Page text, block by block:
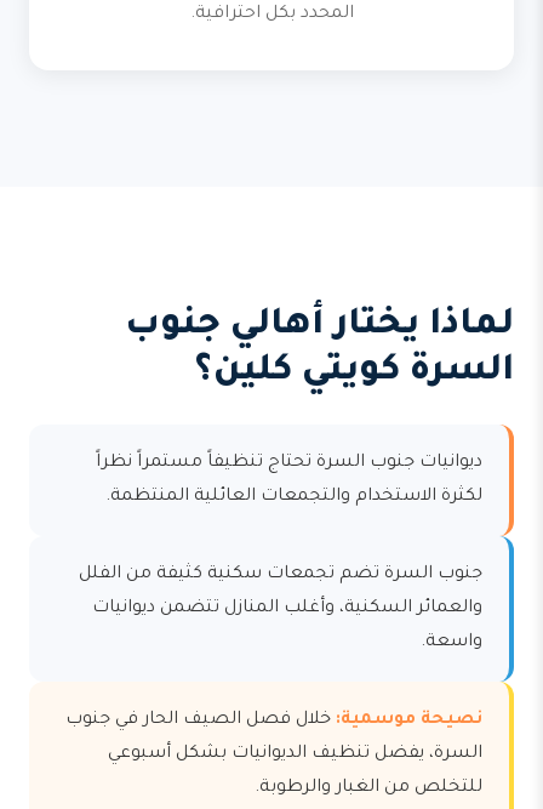
المحدد بكل احترافية.
لماذا يختار أهالي جنوب
السرة كويتي كلين؟
ديوانيات جنوب السرة تحتاج تنظيفاً مستمراً نظراً
لكثرة الاستخدام والتجمعات العائلية المنتظمة.
جنوب السرة تضم تجمعات سكنية كثيفة من الفلل
والعمائر السكنية، وأغلب المنازل تتضمن ديوانيات
واسعة.
نصيحة موسمية: خلال فصل الصيف الحار في جنوب
السرة، يفضل تنظيف الديوانيات بشكل أسبوعي
للتخلص من الغبار والرطوبة.